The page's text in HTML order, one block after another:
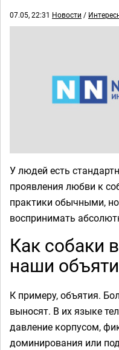
07.05, 22:31 Новости /
У людей есть
проявления любви к
практики обычными,
воспринимать
Как собаки
наши
К примеру, объятия.
выносят. В их языке
давление корпусом,
доминирования или